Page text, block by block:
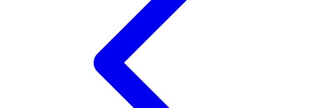
Waterland
Wellness